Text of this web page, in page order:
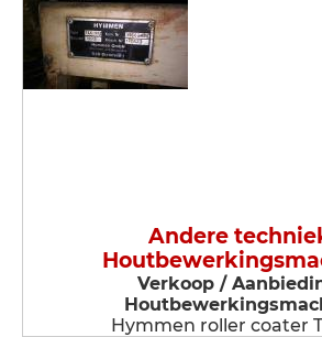
Andere
Verkoop /
Hymmen roller coater